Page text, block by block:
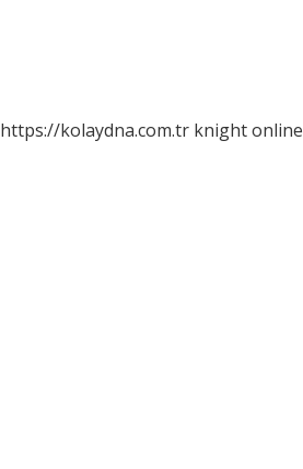
https://kolaydna.com.tr knight online